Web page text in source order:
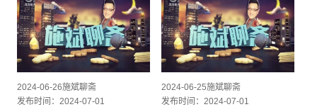
2024-06-26施斌聊斋
发布时间：2024-07-01
2024-06-25施斌聊斋
发布时间：2024-07-01